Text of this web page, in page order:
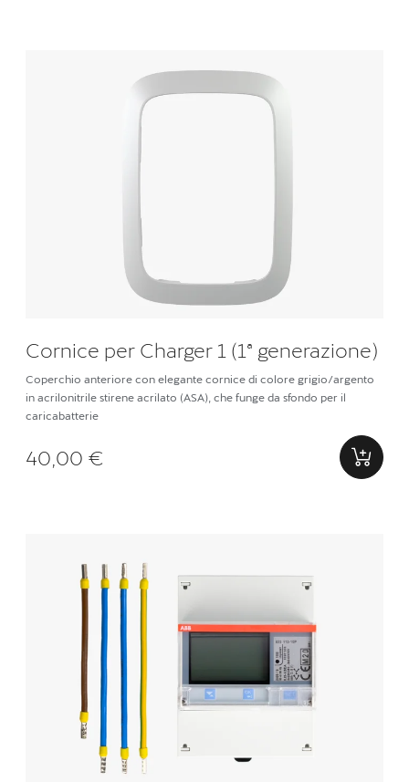
Cornice per Charger 1 (1ª generazione)
Coperchio anteriore con elegante cornice di colore grigio/argento
in acrilonitrile stirene acrilato (ASA), che funge da sfondo per il
caricabatterie
40,00 €